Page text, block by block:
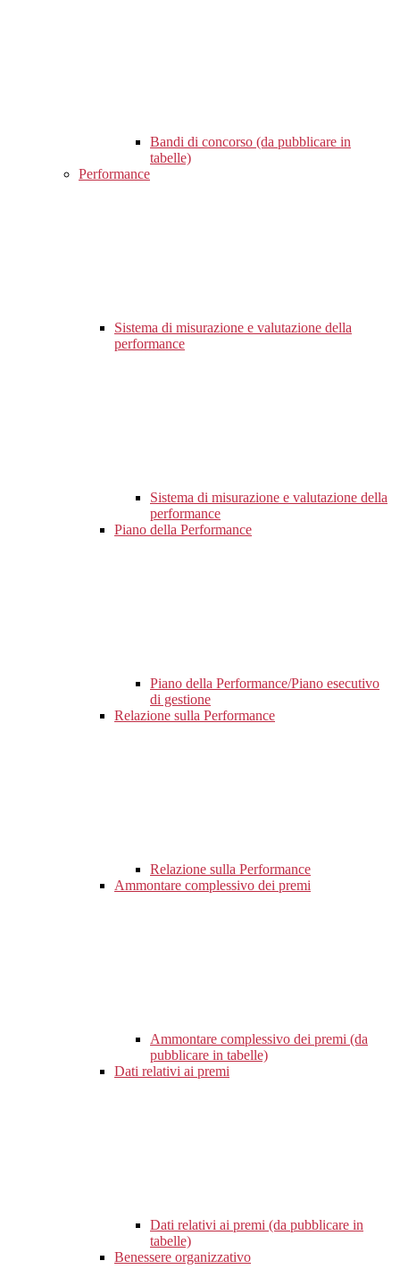
Bandi di concorso (da pubblicare in
tabelle)
Performance
Sistema di misurazione e valutazione della
performance
Sistema di misurazione e valutazione della
performance
Piano della Performance
Piano della Performance/Piano esecutivo
di gestione
Relazione sulla Performance
Relazione sulla Performance
Ammontare complessivo dei premi
Ammontare complessivo dei premi (da
pubblicare in tabelle)
Dati relativi ai premi
Dati relativi ai premi (da pubblicare in
tabelle)
Benessere organizzativo